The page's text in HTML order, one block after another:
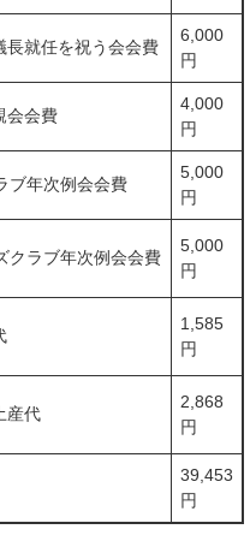
長就任を祝う会会費
6,000
円
会会費
4,000
円
ブ年次例会会費
5,000
円
クラブ年次例会会費
5,000
円
1,585
円
産代
2,868
円
39,453
円